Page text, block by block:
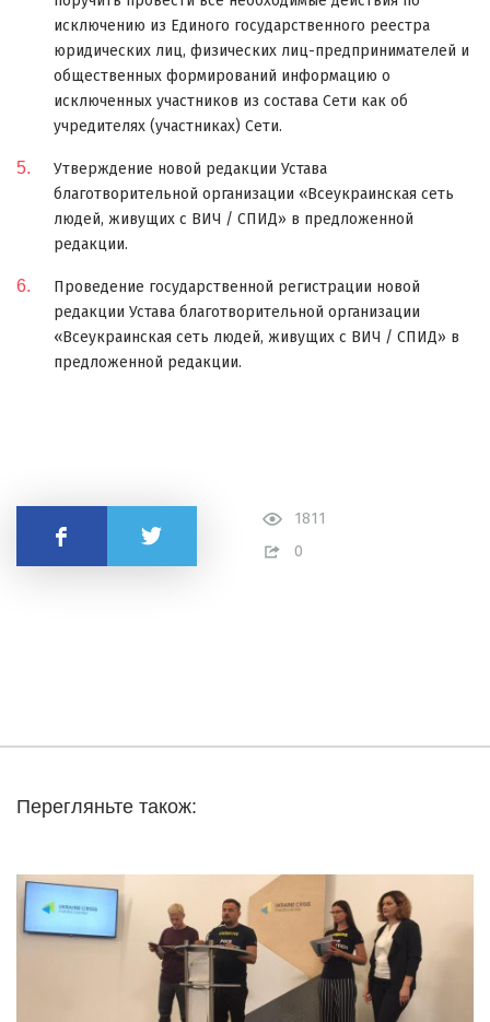
исключению из Единого государственного реестра
юридических лиц, физических лиц-предпринимателей и
общественных формирований информацию о
исключенных участников из состава Сети как об
учредителях (участниках) Сети.
Утверждение новой редакции Устава
благотворительной организации «Всеукраинская сеть
людей, живущих с ВИЧ / СПИД» в предложенной
редакции.
Проведение государственной регистрации новой
редакции Устава благотворительной организации
«Всеукраинская сеть людей, живущих с ВИЧ / СПИД» в
предложенной редакции.
1811
0
Поделиться
Перегляньте також: